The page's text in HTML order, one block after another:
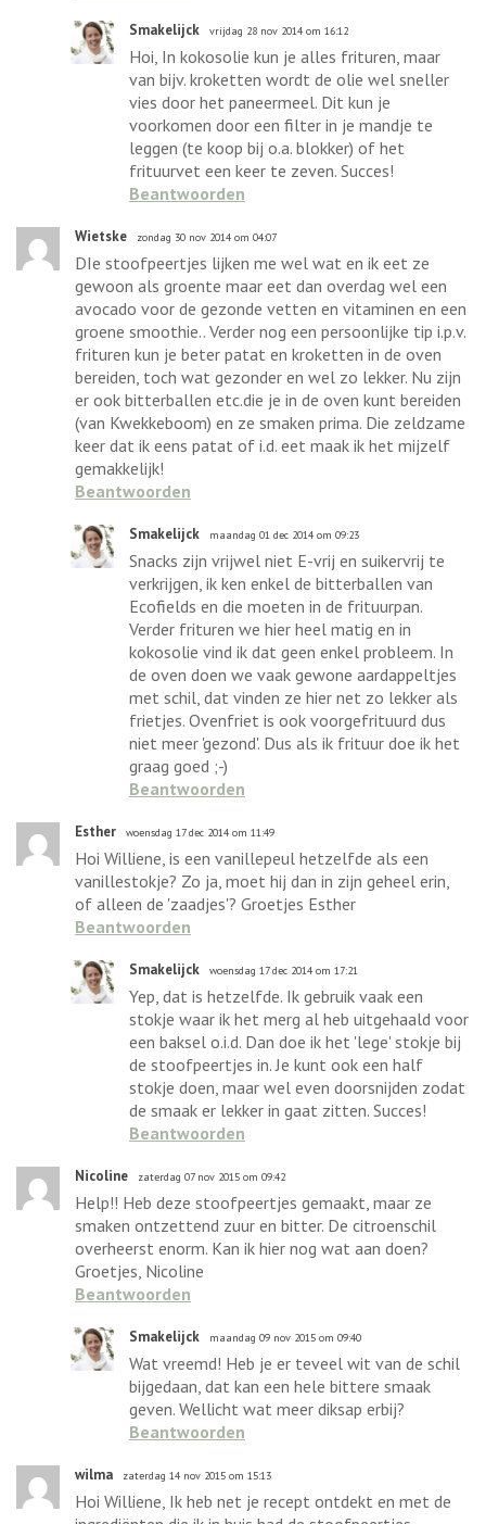
Smakelijck vrijdag 28 nov 2014 om 16:12
Hoi, In kokosolie kun je alles frituren, maar
van bijv. kroketten wordt de olie wel sneller
vies door het paneermeel. Dit kun je
voorkomen door een filter in je mandje te
leggen (te koop bij o.a. blokker) of het
frituurvet een keer te zeven. Succes!
Beantwoorden
Wietske zondag 30 nov 2014 om 04:07
DIe stoofpeertjes lijken me wel wat en ik eet ze
gewoon als groente maar eet dan overdag wel een
avocado voor de gezonde vetten en vitaminen en een
groene smoothie.. Verder nog een persoonlijke tip i.p.v.
frituren kun je beter patat en kroketten in de oven
bereiden, toch wat gezonder en wel zo lekker. Nu zijn
er ook bitterballen etc.die je in de oven kunt bereiden
(van Kwekkeboom) en ze smaken prima. Die zeldzame
keer dat ik eens patat of i.d. eet maak ik het mijzelf
gemakkelijk!
Beantwoorden
Smakelijck maandag 01 dec 2014 om 09:23
Snacks zijn vrijwel niet E-vrij en suikervrij te
verkrijgen, ik ken enkel de bitterballen van
Ecofields en die moeten in de frituurpan.
Verder frituren we hier heel matig en in
kokosolie vind ik dat geen enkel probleem. In
de oven doen we vaak gewone aardappeltjes
met schil, dat vinden ze hier net zo lekker als
frietjes. Ovenfriet is ook voorgefrituurd dus
niet meer 'gezond'. Dus als ik frituur doe ik het
graag goed ;-)
Beantwoorden
Esther woensdag 17 dec 2014 om 11:49
Hoi Williene, is een vanillepeul hetzelfde als een
vanillestokje? Zo ja, moet hij dan in zijn geheel erin,
of alleen de 'zaadjes'? Groetjes Esther
Beantwoorden
Smakelijck woensdag 17 dec 2014 om 17:21
Yep, dat is hetzelfde. Ik gebruik vaak een
stokje waar ik het merg al heb uitgehaald voor
een baksel o.i.d. Dan doe ik het 'lege' stokje bij
de stoofpeertjes in. Je kunt ook een half
stokje doen, maar wel even doorsnijden zodat
de smaak er lekker in gaat zitten. Succes!
Beantwoorden
Nicoline zaterdag 07 nov 2015 om 09:42
Help!! Heb deze stoofpeertjes gemaakt, maar ze
smaken ontzettend zuur en bitter. De citroenschil
overheerst enorm. Kan ik hier nog wat aan doen?
Groetjes, Nicoline
Beantwoorden
Smakelijck maandag 09 nov 2015 om 09:40
Wat vreemd! Heb je er teveel wit van de schil
bijgedaan, dat kan een hele bittere smaak
geven. Wellicht wat meer diksap erbij?
Beantwoorden
wilma zaterdag 14 nov 2015 om 15:13
Hoi Williene, Ik heb net je recept ontdekt en met de